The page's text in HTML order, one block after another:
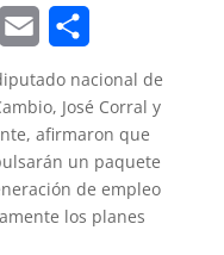
E
l
S
h
a
r
e
nacional de
José Corral y
afirmaron que
un paquete
de empleo
los planes